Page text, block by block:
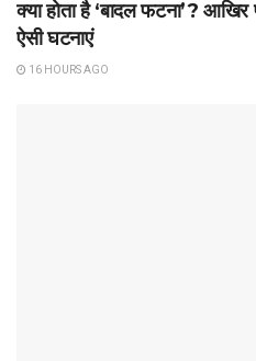
क्या होता है ‘बादल फटना’? आखिर
ऐसी घटनाएं
16 HOURS AGO